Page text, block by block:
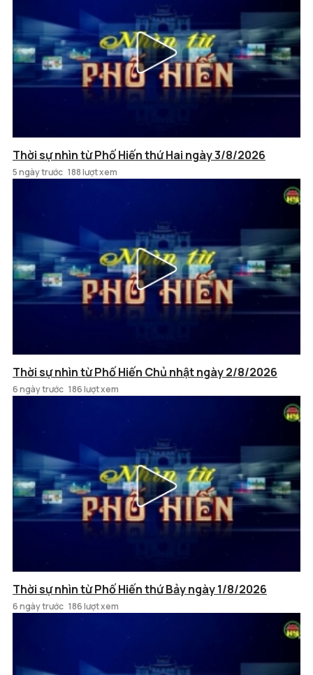
Thời sự nhìn từ Phố Hiến thứ Hai ngày 3/8/2026
5 ngày trước 188 lượt xem
Thời sự nhìn từ Phố Hiến Chủ nhật ngày 2/8/2026
6 ngày trước 186 lượt xem
Thời sự nhìn từ Phố Hiến thứ Bảy ngày 1/8/2026
6 ngày trước 186 lượt xem